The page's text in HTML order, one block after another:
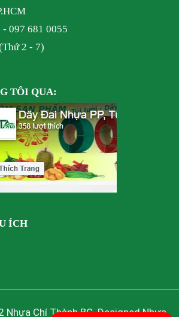
097 681 0055
2 - 7)
TÔI QUA:
ÍCH
Chí Thành BC. Designed Nhựa